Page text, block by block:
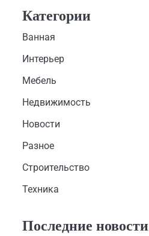
Категории
Ванная
Интерьер
Мебель
Недвижимость
Новости
Разное
Строительство
Техника
Последние новости